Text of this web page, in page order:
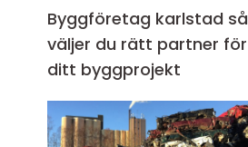
Byggföretag karlstad så
väljer du rätt partner för
ditt byggprojekt